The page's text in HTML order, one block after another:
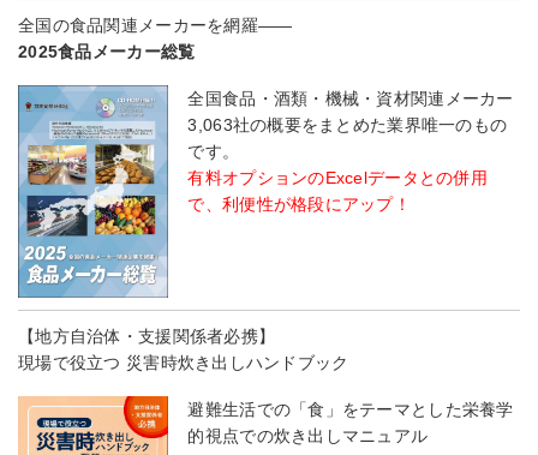
全国の食品関連メーカーを網羅――
2025食品メーカー総覧
全国食品・酒類・機械・資材関連メーカー
3,063社の概要をまとめた業界唯一のもの
です。
有料オプションのExcelデータとの併用
で、利便性が格段にアップ！
【地方自治体・支援関係者必携】
現場で役立つ 災害時炊き出しハンドブック
避難生活での「食」をテーマとした栄養学
的視点での炊き出しマニュアル